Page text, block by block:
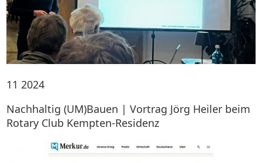
11 2024
Nachhaltig (UM)Bauen | Vortrag Jörg Heiler beim
Rotary Club Kempten-Residenz